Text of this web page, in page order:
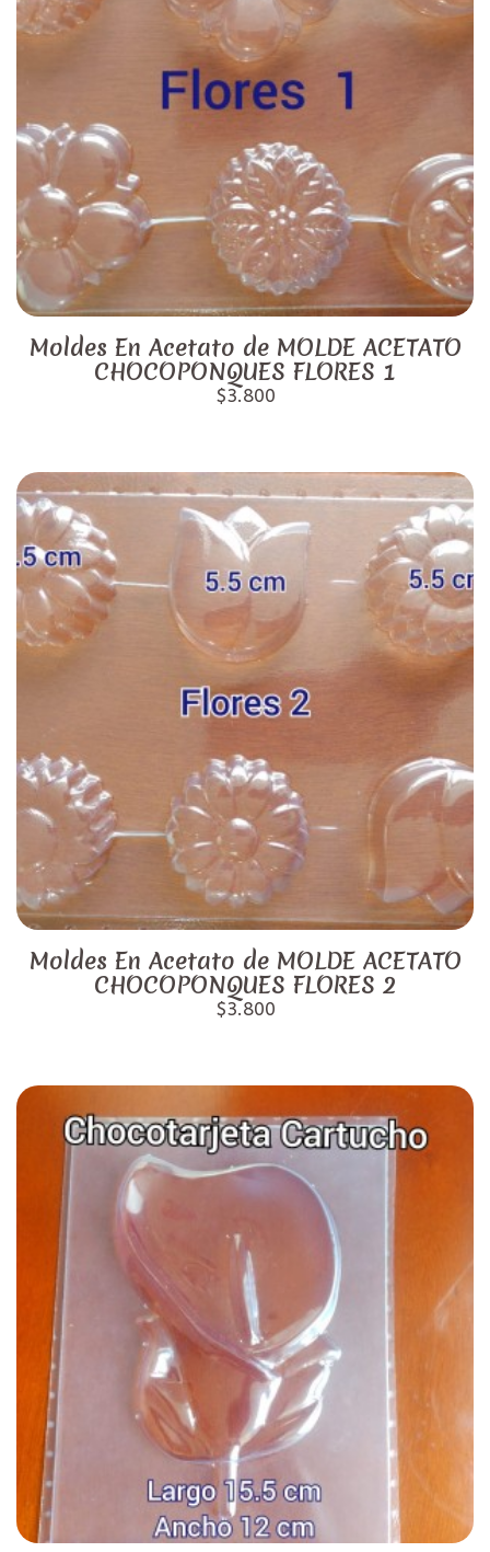
Moldes En Acetato de MOLDE ACETATO
CHOCOPONQUES FLORES 1
$3.800
Moldes En Acetato de MOLDE ACETATO
CHOCOPONQUES FLORES 2
$3.800